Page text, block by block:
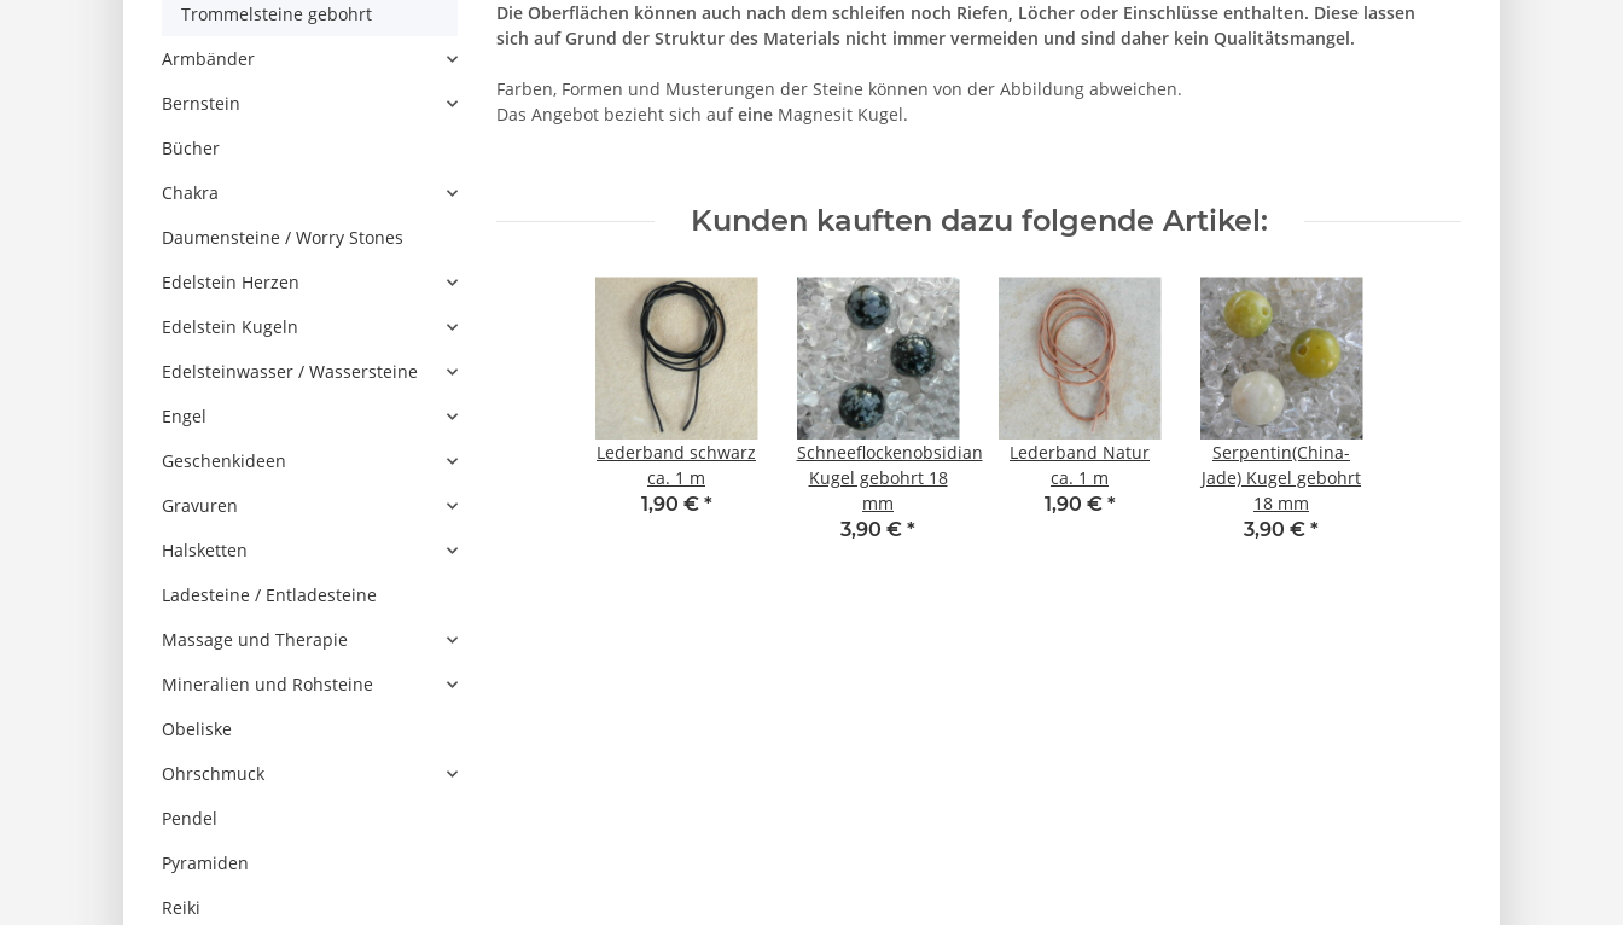
Die Oberflächen können auch nach dem schleifen noch Riefen, Löcher oder Einschlüsse enthalten. Diese lassen
sich auf Grund der Struktur des Materials nicht immer vermeiden und sind daher kein Qualitätsmangel.
Farben, Formen und Musterungen der Steine können von der Abbildung abweichen.
Das Angebot bezieht sich aufeine Magnesit Kugel.
Kunden kauften dazu folgende Artikel:
Lederband schwarz
ca. 1 m
1,90 € *
Schneeflockenobsidian
Kugel gebohrt 18
mm
3,90 € *
Lederband Natur
ca. 1 m
1,90 € *
Serpentin(China-
Jade) Kugel gebohrt
18 mm
3,90 € *
Trommelsteine gebohrt
Armbänder
Bernstein
Bücher
Chakra
Daumensteine / Worry Stones
Edelstein Herzen
Edelstein Kugeln
Edelsteinwasser / Wassersteine
Engel
Geschenkideen
Gravuren
Halsketten
Ladesteine / Entladesteine
Massage und Therapie
Mineralien und Rohsteine
Obeliske
Ohrschmuck
Pendel
Pyramiden
Reiki